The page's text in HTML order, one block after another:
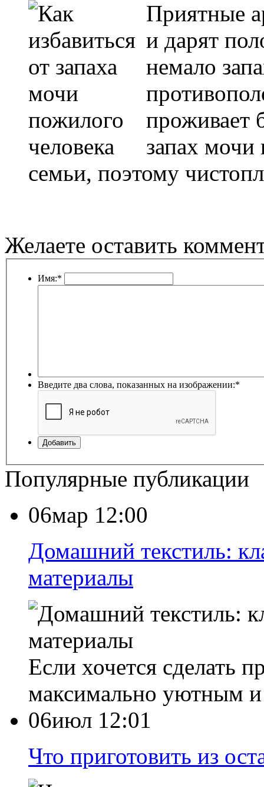
Приятные
и дарят
немало
проживает
запах
семьи, поэтому
Желаете оставить
Имя:*
Введите два слова, показанных на изображении:*
Добавить
Популярные публикации
06мар 12:00
Домашний текстиль:
материалы
Если хочется сделать
максимально уютным
06июл 12:01
Что приготовить из